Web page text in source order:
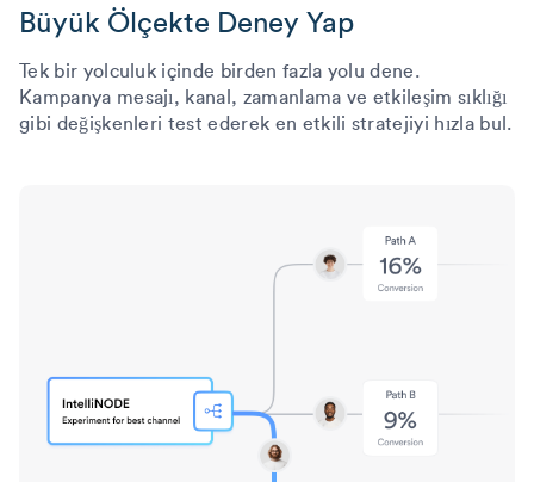
Büyük Ölçekte Deney Yap
Tek bir yolculuk içinde birden fazla yolu dene.
Kampanya mesajı, kanal, zamanlama ve etkileşim sıklığı
gibi değişkenleri test ederek en etkili stratejiyi hızla bul.